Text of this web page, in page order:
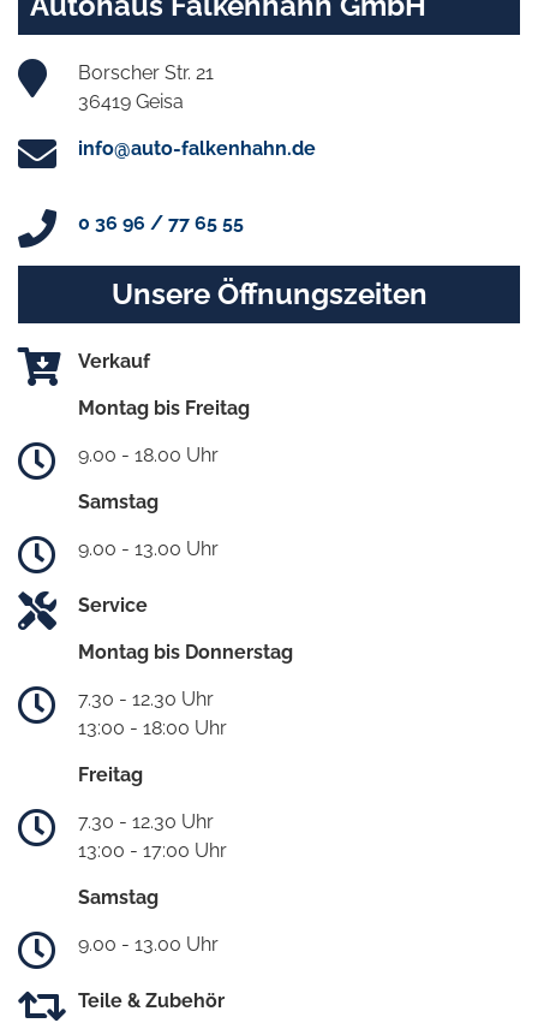
Borscher Str. 21
36419 Geisa
info@auto-falkenhahn.de
0 36 96 / 77 65 55
Unsere Öffnungszeiten
Verkauf
Montag bis Freitag
9.00 - 18.00 Uhr
Samstag
9.00 - 13.00 Uhr
Service
Montag bis Donnerstag
7.30 - 12.30 Uhr
13:00 - 18:00 Uhr
Freitag
7.30 - 12.30 Uhr
13:00 - 17:00 Uhr
Samstag
9.00 - 13.00 Uhr
Teile & Zubehör